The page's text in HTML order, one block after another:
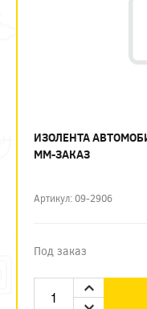
ИЗОЛЕНТА
ММ-ЗАКАЗ
Артикул: 09-2906
Под заказ